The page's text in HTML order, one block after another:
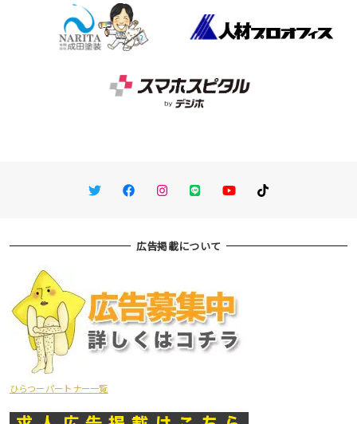
TwitterFacebookInstagram
LINE You TubeTikTok
広告掲載について
ひらつーパートナー一覧